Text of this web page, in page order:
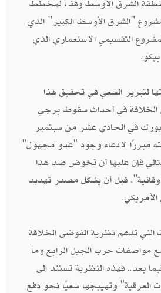
منطقة الشرق الأوسط وفقًا لمخطط
"الشرق الأوسط الكبير" الذي
التقسيمي الاستعماري الذي
لتبرير السعي في تحقيق هذا
الخلاقة في أحداث سقوط برجي
في الحادي عشر من سبتمبر
مبررًا لادعاء وجود "عدو مجهول"
فإن عليها أن تخوض ضد هذا
وقائية"، قبل أن يشكل مصدر تهديد
التي تدعم نظرية الفوضى الخلاقة
مواصفات حرب الجيل الرابع وما
بعد.. فهذه النظرية تستند إلى
العرقية" وتهييجها سعيًا نحو دفع